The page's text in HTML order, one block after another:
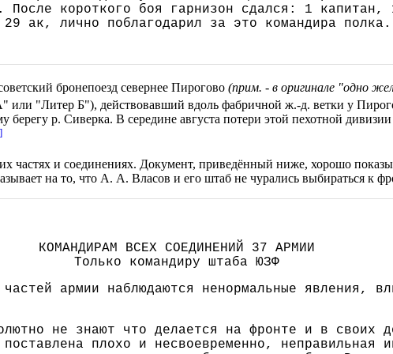
После короткого боя гарнизон сдался: 1
ак, лично поблагодарил за это командира полка.
бронепоезд севернее Пирогово (прим. - в оригинале "одно
или "Литер Б"), действовавший вдоль фабричной ж.-д. ветки у
р. Сиверка. В середине августа потери этой пехотной
частях и соединениях. Документ, приведённый ниже, хорошо
на то, что А. А. Власов и его штаб не чурались выбираться к
КОМАНДИРАМ ВСЕХ СОЕДИНЕНИЙ 37 АРМИИ
Только командиру штаба ЮЗФ
армии наблюдаются ненормальные явления,
не знают что делается на фронте и в своих
плохо и несвоевременно, неправильная